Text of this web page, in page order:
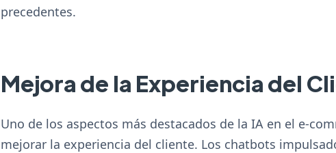
precedentes.
Mejora de la Experiencia del
Uno de los aspectos más destacados de la IA en el e-
mejorar la experiencia del cliente. Los chatbots